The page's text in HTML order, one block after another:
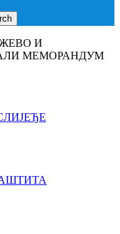
И
МЕМОРАНДУМ